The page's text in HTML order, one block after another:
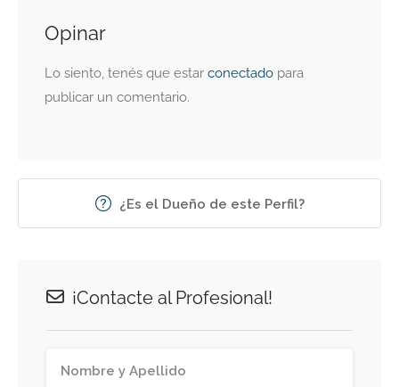
Opinar
Lo siento, tenés que estar conectado para
publicar un comentario.
¿Es el Dueño de este Perfil?
¡Contacte al Profesional!